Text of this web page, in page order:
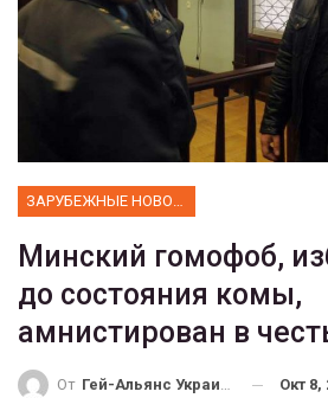
Минский гомофоб,
до состояния комы,
амнистирован в
От Гей-Альянс Украина Окт 8,